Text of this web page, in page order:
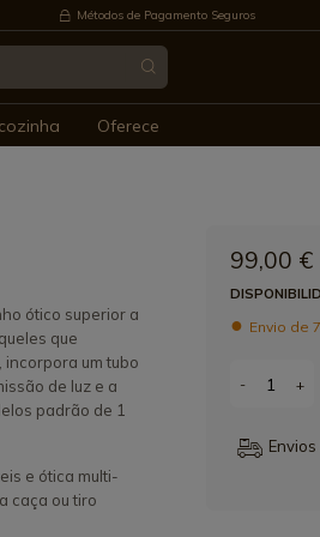
Métodos de Pagamento Seguros
Oferece
ótico superior a
que
um tubo
de luz e a
padrão de 1
e ótica multi-
caça ou tiro
99,00 €
Envio de
- +